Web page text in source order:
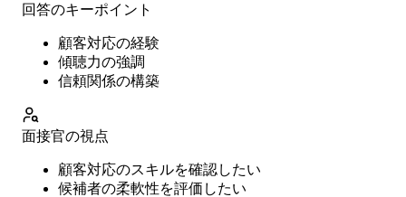
回答のキーポイント
顧客対応の経験
傾聴力の強調
信頼関係の構築
面接官の視点
顧客対応のスキルを確認したい
候補者の柔軟性を評価したい